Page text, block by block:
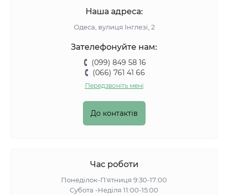
Наша адреса:
Одеса, вулиця Інглезі, 2
Зателефонуйте нам:
(099) 849 58 16
(066) 761 41 66
Передзвоніть мені
До контактів
Час роботи
Понеділок-Пʼятниця 9:30-17:00
Субота -Неділя 11:00-15:00